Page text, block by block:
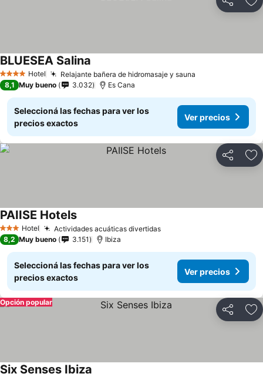
Compartir
4 EstrellasHotel Relajante bañera de hidromasaje y sauna
BLUESEA Salina
8,1 Muy bueno 3.032 Es Cana
Seleccioná las fechas para ver los
precios exactos
Ver precios
Compartir
3 Estrellas
Hotel Actividades acuáticas divertidas
PAIISE Hotels
8,2 Muy bueno 3.151 Ibiza
Seleccioná las fechas para ver los
precios exactos
Ver precios
Compartir
Opción popular
Six Senses Ibiza